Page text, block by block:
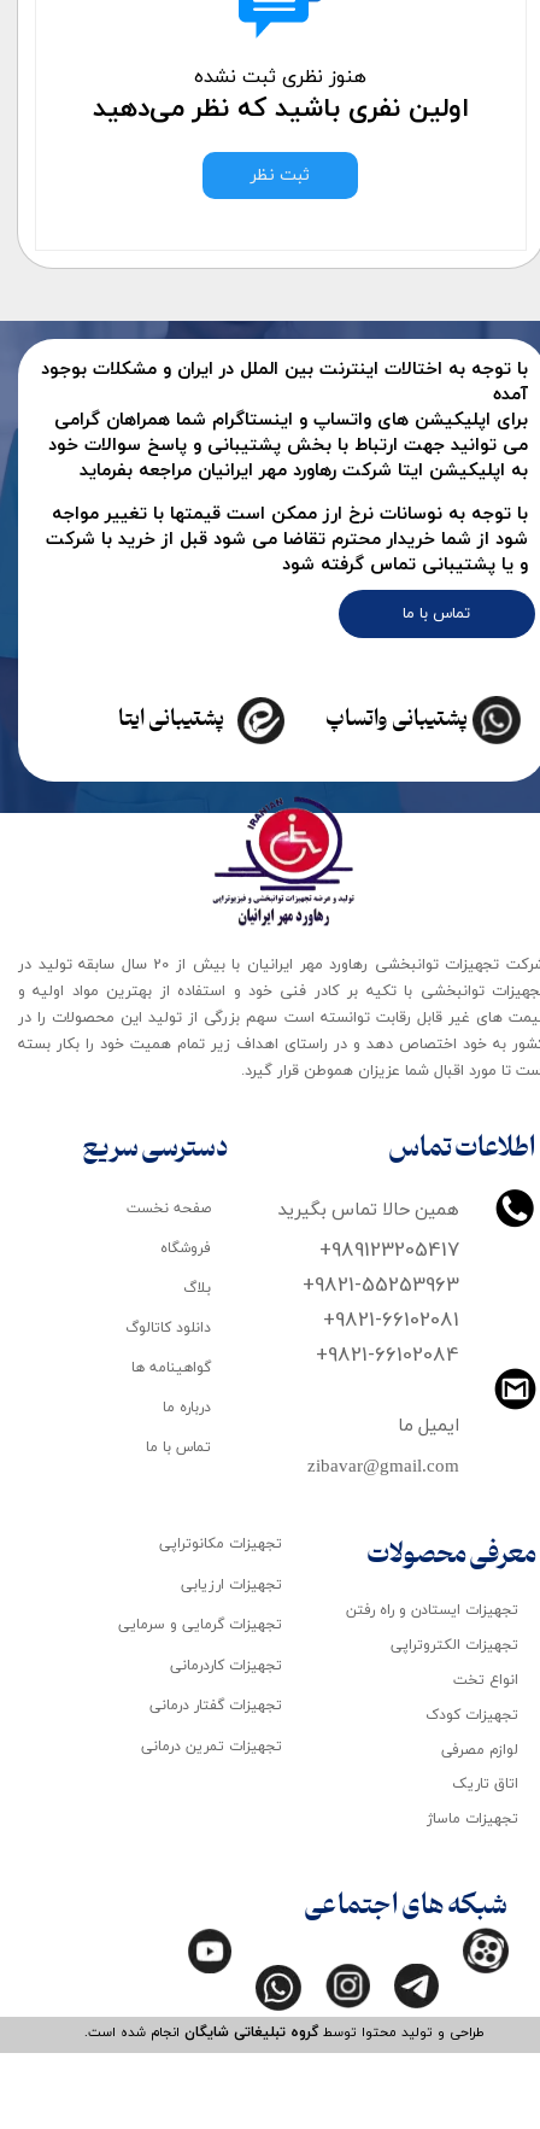
هنوز نظری ثبت نشده
اولین نفری باشید که نظر می‌دهید
ثبت نظر
تماس با ما
با توجه به اختالات اینترنت بین الملل در ایران و مشکلات بوجود
آمده
برای اپلیکیشن های واتساپ و اینستاگرام شما همراهان گرامی
می توانید جهت ارتباط با بخش پشتیبانی و پاسخ سوالات خود
به اپلیکیشن ایتا شرکت رهاورد مهر ایرانیان مراجعه بفرماید
پشتیبانی ایتا پشتیبانی واتساپ
با توجه به نوسانات نرخ ارز ممکن است قیمتها با تغییر مواجه
شود از شما خریدار محترم تقاضا می شود قبل از خرید با شرکت
و یا پشتیبانی تماس گرفته شود
اطلاعات تماس
همین حالا تماس بگیرید
+989123205417
+9821-55253963
+9821-66102081
​​​​​​​+9821-66102084
zibavar@gmail.com
ایمیل ما
شرکت تجهیزات توانبخشی رهاورد مهر ایرانیان با بیش از 20 سال سابقه تولید در
توانبخشی با تکیه بر کادر فنی خود و استفاده از بهترین مواد اولیه و
های غیر قابل رقابت توانسته است سهم بزرگی از تولید این محصولات را در
به خود اختصاص دهد و در راستای اهداف زیر تمام همیت خود را بکار بسته
تا مورد اقبال شما عزیزان هموطن قرار گیرد​​​​​​​.
طراحی و تولید محتوا توسطگروه تبلیغاتی شایگانانجام شده است.​​​​​​​
تجهیزات ایستادن و راه رفتن
تجهیزات الکتروتراپی
انواع تخت
تجهیزات کودک
لوازم مصرفی
اتاق تاریک
تجهیزات ماساژ
صفحه نخست
فروشگاه
بلاگ
دانلود کاتالوگ
گواهینامه ها
درباره ما
تماس با ما
تجهیزات مکانوتراپی
تجهیزات ارزیابی
تجهیزات گرمایی و سرمایی
تجهیزات کاردرمانی
تجهیزات گفتار درمانی
تجهیزات تمرین درمانی
دسترسی سریع
معرفی محصولات
شبکه های اجتماعی